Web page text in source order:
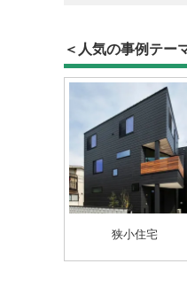
＜人気の事例テ
狭小住宅